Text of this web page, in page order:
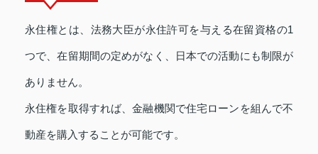
永住権とは、法務大臣が永住許可を与える在留資格の1
つで、在留期間の定めがなく、日本での活動にも制限が
ありません。
永住権を取得すれば、金融機関で住宅ローンを組んで不
動産を購入することが可能です。